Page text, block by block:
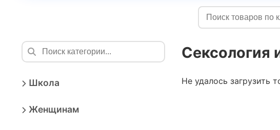
Школа
Женщинам
Сексология
Не удалось загрузить